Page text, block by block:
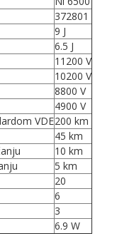
372801
9 J
6.5 J
11200 V
10200 V
8800 V
4900 V
VDE200 km
45 km
10 km
5 km
20
6
3
6.9 W